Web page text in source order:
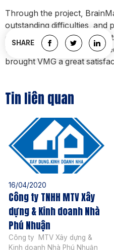
Through the project,
outstanding difficulties, and
encountered on the way of
With BrainMark’s
brought VMG a great
SHARE
Tin liên quan
16/04/2020
Công ty TNHH MTV Xây
dựng & Kinh doanh Nhà
Phú Nhuận
Công ty MTV Xây dựng &
Kinh doanh Nhà Phú Nhuận